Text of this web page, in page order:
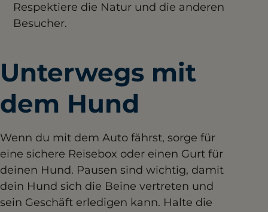
Respektiere die Natur und die anderen
Besucher.
Unterwegs mit
dem Hund
Wenn du mit dem Auto fährst, sorge für
eine sichere Reisebox oder einen Gurt für
deinen Hund. Pausen sind wichtig, damit
dein Hund sich die Beine vertreten und
sein Geschäft erledigen kann. Halte die